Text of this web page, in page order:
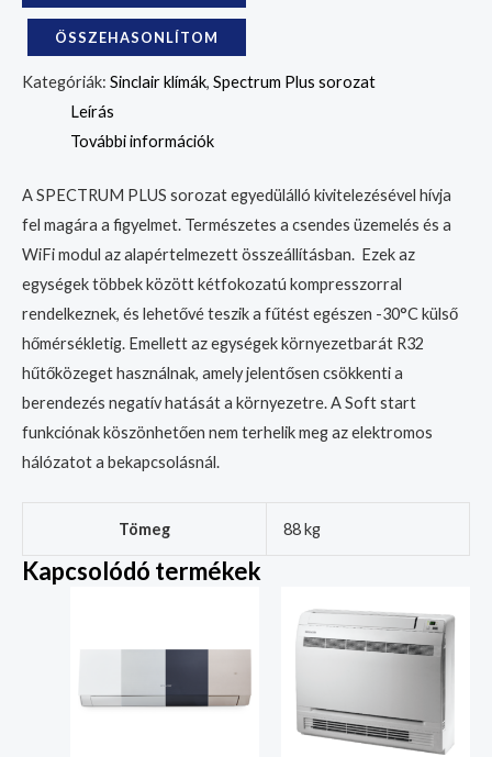
ÖSSZEHASONLÍTOM
Kategóriák: Sinclair klímák, Spectrum Plus sorozat
Leírás
További információk
A SPECTRUM PLUS sorozat egyedülálló kivitelezésével hívja
fel magára a figyelmet. Természetes a csendes üzemelés és a
WiFi modul az alapértelmezett összeállításban. Ezek az
egységek többek között kétfokozatú kompresszorral
rendelkeznek, és lehetővé teszik a fűtést egészen -30°C külső
hőmérsékletig. Emellett az egységek környezetbarát R32
hűtőközeget használnak, amely jelentősen csökkenti a
berendezés negatív hatását a környezetre. A Soft start
funkciónak köszönhetően nem terhelik meg az elektromos
hálózatot a bekapcsolásnál.
Tömeg 88 kg
Kapcsolódó termékek